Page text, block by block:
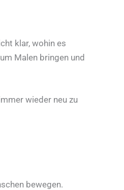
klar, wohin es
Malen bringen und
wieder neu zu
bewegen.